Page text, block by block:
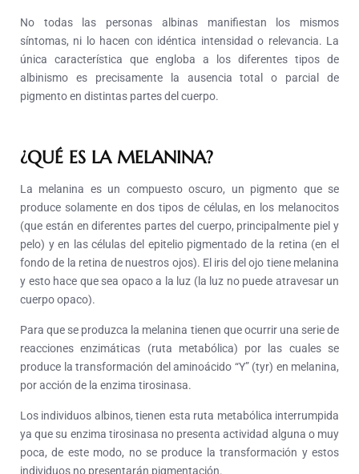
No todas las personas albinas manifiestan los mismos
síntomas, ni lo hacen con idéntica intensidad o relevancia. La
única característica que engloba a los diferentes tipos de
albinismo es precisamente la ausencia total o parcial de
pigmento en distintas partes del cuerpo.
¿QUÉ ES LA MELANINA?
La melanina es un compuesto oscuro, un pigmento que se
produce solamente en dos tipos de células, en los melanocitos
(que están en diferentes partes del cuerpo, principalmente piel y
pelo) y en las células del epitelio pigmentado de la retina (en el
fondo de la retina de nuestros ojos). El iris del ojo tiene melanina
y esto hace que sea opaco a la luz (la luz no puede atravesar un
cuerpo opaco).
Para que se produzca la melanina tienen que ocurrir una serie de
reacciones enzimáticas (ruta metabólica) por las cuales se
produce la transformación del aminoácido “Y” (tyr) en melanina,
por acción de la enzima tirosinasa.
Los individuos albinos, tienen esta ruta metabólica interrumpida
ya que su enzima tirosinasa no presenta actividad alguna o muy
poca, de este modo, no se produce la transformación y estos
individuos no presentarán pigmentación.